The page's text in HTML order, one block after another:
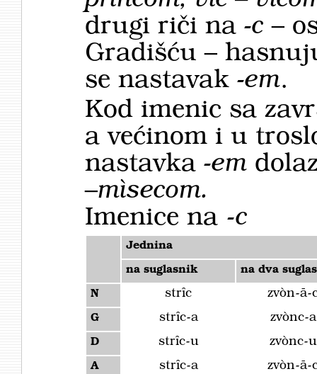
drugi riči na -c–
Gradišću –
se nastavak -em.
Kod imenic sa
a većinom i u
nastavka -em
–mìsecom.
Imenice na -c
Jednina
na suglasnik
na dva
N
strȋc zvòn-ā-
G strȋc-a zvònc-a
D strȋc-u zvònc-u
A strȋc-a zvòn-ā-